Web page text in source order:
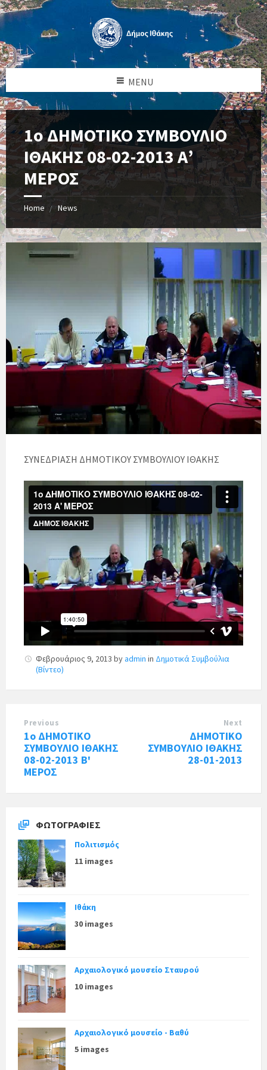
MENU
1ο ΔΗΜΟΤΙΚΟ ΣΥΜΒΟΥΛΙΟ
ΙΘΑΚΗΣ 08-02-2013 Α’
ΜΕΡΟΣ
Home News
ΣΥΝΕΔΡΙΑΣΗ ΔΗΜΟΤΙΚΟΥ ΣΥΜΒΟΥΛΙΟΥ ΙΘΑΚΗΣ
Φεβρουάριος 9, 2013 byadmin in Δημοτικά Συμβούλια
(Βίντεο)
Previous
1o ΔΗΜΟΤΙΚΟ
ΣΥΜΒΟΥΛΙΟ ΙΘΑΚΗΣ
08-02-2013 Β'
ΜΕΡΟΣ
Next
ΔΗΜΟΤΙΚΟ
ΣΥΜΒΟΥΛΙΟ ΙΘΑΚΗΣ
28-01-2013
ΦΩΤΟΓΡΑΦΊΕΣ
Πολιτισμός
11 images
Ιθάκη
30 images
Αρχαιολογικό μουσείο Σταυρού
10 images
Αρχαιολογικό μουσείο - Βαθύ
5 images